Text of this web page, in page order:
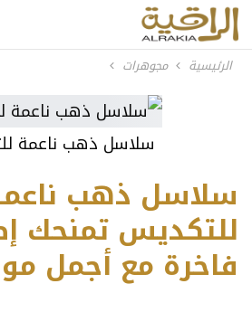
الرئيسية مجوهرات
سلاسل ذهب ناعمة
سلاسل ذهب
للتكديس تمنحك